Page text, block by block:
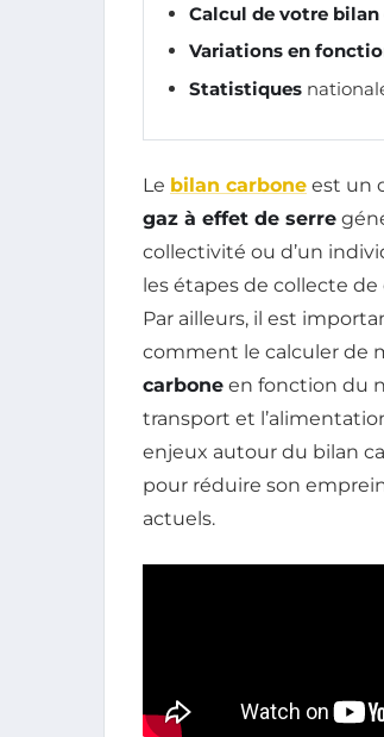
Calcul de votre bilan
Variations en
Statistiques
Le bilan carbone est un
gaz à effet de serre
collectivité ou d’un
les étapes de collecte de
Par ailleurs, il est
comment le calculer de
carbone en fonction du
transport et
enjeux autour du bilan
pour réduire son
actuels.